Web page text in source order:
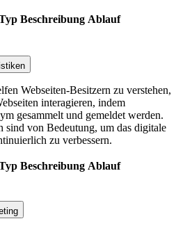
Beschreibung Ablauf
Webseiten-Besitzern zu verstehen,
interagieren, indem
gesammelt und gemeldet werden.
sind von Bedeutung, um das digitale
zu verbessern.
Beschreibung Ablauf